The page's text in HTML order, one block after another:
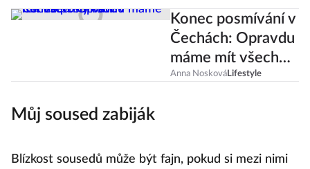
Konec posmívání v
Čechách: Opravdu
máme mít všechny
rádi?
Anna NoskováLifestyle
Můj soused zabiják
Blízkost sousedů může být fajn, pokud si mezi nimi